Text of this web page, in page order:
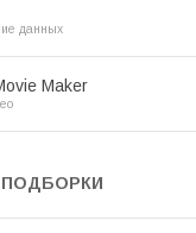
данных
Maker